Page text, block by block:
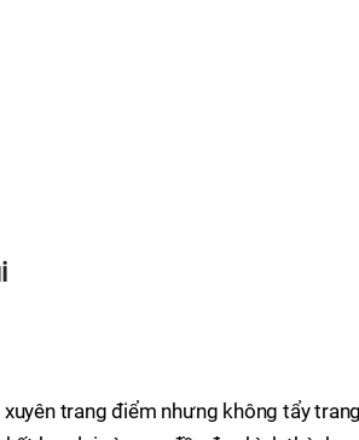
trang điểm nhưng không tẩy